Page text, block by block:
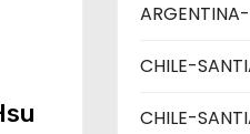
CHILE-
CHILE-